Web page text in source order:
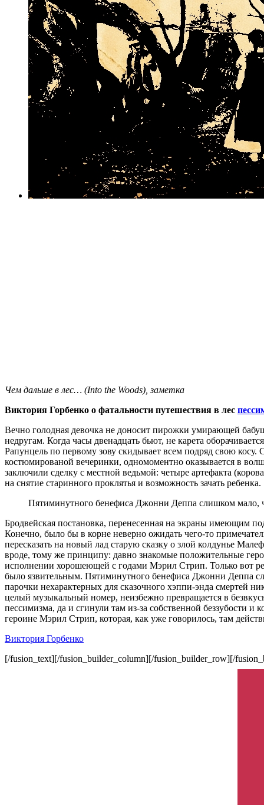
Чем дальше в лес… (Into the Woods), заметка
Виктория Горбенко о фатальности путешествия в лес
Вечно голодная девочка не доносит пирожки умирающей
недругам. Когда часы двенадцать бьют, не карета
Рапунцель по первому зову скидывает всем подряд свою косу.
костюмированой вечеринки, одномоментно оказывается в
заключили сделку с местной ведьмой: четыре артефакта
на снятие старинного проклятья и возможность зачать ребенка.
Пятиминутного бенефиса Джонни Деппа слишком мало,
Бродвейская постановка, перенесенная на экраны имеющим
Конечно, было бы в корне неверно ожидать чего-то
пересказать на новый лад старую сказку о злой колдунье
вроде, тому же принципу: давно знакомые положительные
исполнении хорошеющей с годами Мэрил Стрип. Только вот
было язвительным. Пятиминутного бенефиса Джонни Деппа
парочки нехарактерных для сказочного хэппи-энда смертей
целый музыкальный номер, неизбежно превращается в
пессимизма, да и сгинули там из-за собственной беззубости
героине Мэрил Стрип, которая, как уже говорилось, там
Виктория Горбенко
[/fusion_text][/fusion_builder_column][/fusion_builder_row][/